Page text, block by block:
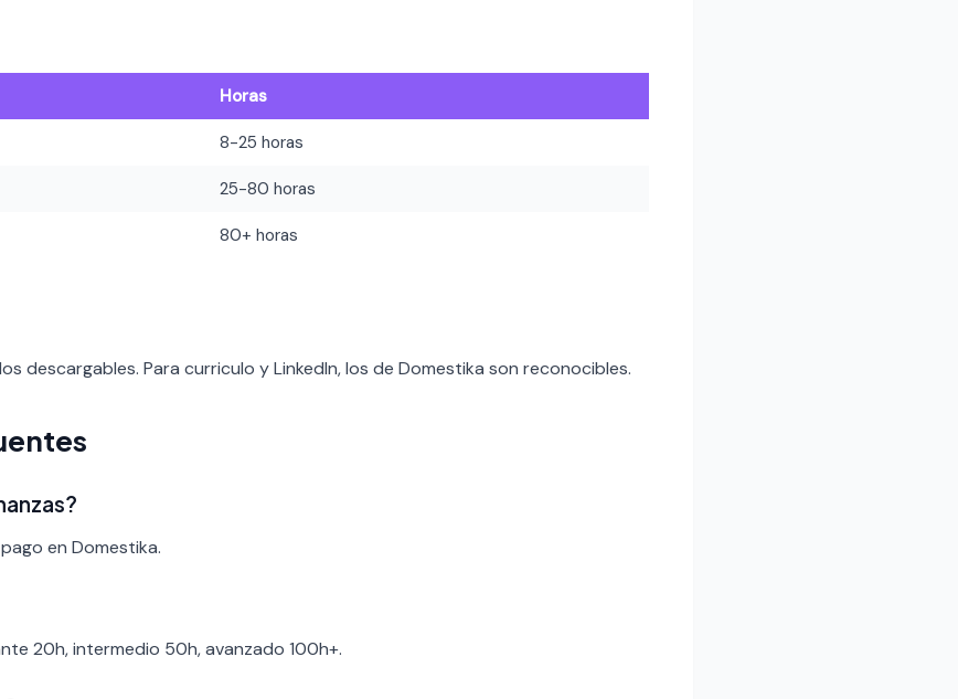
Horas
8-25 horas
25-80 horas
80+ horas
descargables. Para curriculo y LinkedIn, los de Domestika son reconocibles.
en Domestika.
20h, intermedio 50h, avanzado 100h+.